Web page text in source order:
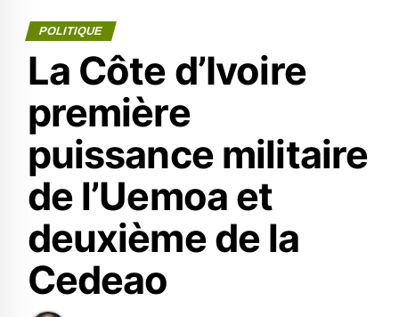
POLITIQUE
La Côte d’Ivoire
première
puissance militaire
de l’Uemoa et
deuxième de la
Cedeao